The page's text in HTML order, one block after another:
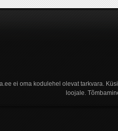
ei oma kodulehel olevat tarkvara.
loojale.